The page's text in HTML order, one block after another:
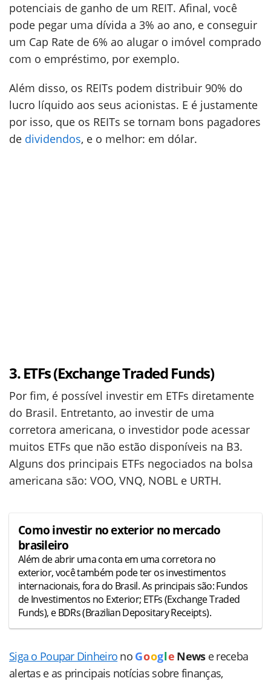
potenciais de ganho de um REIT. Afinal, você
pode pegar uma dívida a 3% ao ano, e conseguir
um Cap Rate de 6% ao alugar o imóvel comprado
com o empréstimo, por exemplo.
Além disso, os REITs podem distribuir 90% do
lucro líquido aos seus acionistas. E é justamente
por isso, que os REITs se tornam bons pagadores
de dividendos, e o melhor: em dólar.
3. ETFs (Exchange Traded Funds)
Por fim, é possível investir em ETFs diretamente
do Brasil. Entretanto, ao investir de uma
corretora americana, o investidor pode acessar
muitos ETFs que não estão disponíveis na B3.
Alguns dos principais ETFs negociados na bolsa
americana são: VOO, VNQ, NOBL e URTH.
Como investir no exterior no mercado
brasileiro
Além de abrir uma conta em uma corretora no
exterior, você também pode ter os investimentos
internacionais, fora do Brasil. As principais são: Fundos
de Investimentos no Exterior; ETFs (Exchange Traded
Funds), e BDRs (Brazilian Depositary Receipts).
Siga o Poupar Dinheiro no Goog le News e receba
alertas e as principais notícias sobre finanças,